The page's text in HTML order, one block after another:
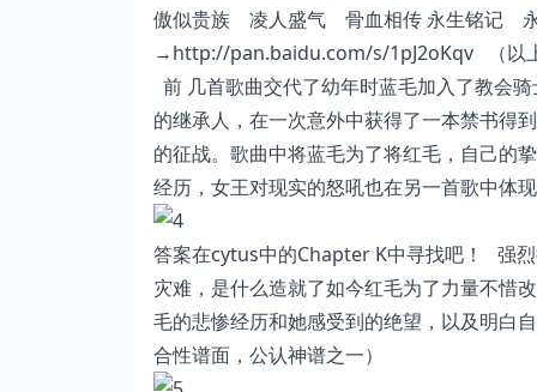
傲似贵族 凌人盛气 骨血相传 永生铭记
→http://pan.baidu.com/s/1pJ2oKqv （以
前 几首歌曲交代了幼年时蓝毛加入了教会
的继承人，在一次意外中获得了一本禁书得
的征战。歌曲中将蓝毛为了将红毛，自己的
经历，女王对现实的怒吼也在另一首歌中体
答案在cytus中的Chapter K中寻找吧！ 强
灾难，是什么造就了如今红毛为了力量不惜
毛的悲惨经历和她感受到的绝望，以及明白
合性谱面，公认神谱之一）